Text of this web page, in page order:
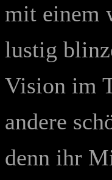
mit einem
lustig
Vision im
andere
denn ihr